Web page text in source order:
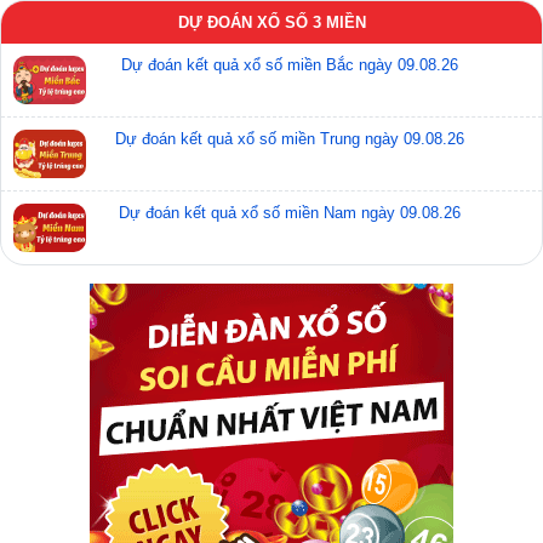
Xổ số miền Nam có cơ cấu giải thưởng hấp dẫn
Cơ cấu giải thưởng hấp dẫn
Bình quân mỗi ngày miền Nam tiêu thụ gần 95% số lượng
vé, có 11.565 giải thưởng được trao cho các chủ nhân vé
Đài miền Nam có 3-4 đài mở thưởng trong ngày, nên ngày
nào cũng nghe đài miền Nam có người trúng số độc đắc 2 tỷ
đồng. Chính vì giải thưởng hấp dẫn, cách chơi đơn giản
nên xổ số miền Nam rất phát triển.
Những giải thưởng bạn có thể nhận được khi dự thưởng vé
DỰ ĐOÁN XỔ SỐ 3 MIỀN
Dự đoán kết quả xổ số miền Bắc ngày 09.08.26
Dự đoán kết quả xổ số miền Trung ngày 09.08.26
Dự đoán kết quả xổ số miền Nam ngày 09.08.26